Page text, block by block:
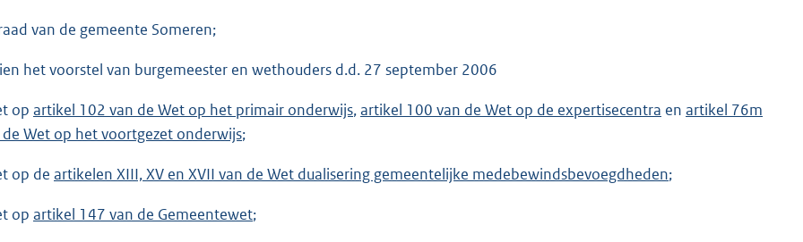
van de gemeente Someren;
het voorstel van burgemeester en wethouders d.d. 27 september 2006
op artikel 102 van de Wet op het primair onderwijs,artikel 100 van de Wet op de expertisecentra en artikel 76m
Wet op het voortgezet onderwijs;
op de artikelen XIII, XV en XVII van de Wet dualisering gemeentelijke medebewindsbevoegdheden;
op artikel 147 van de Gemeentewet;